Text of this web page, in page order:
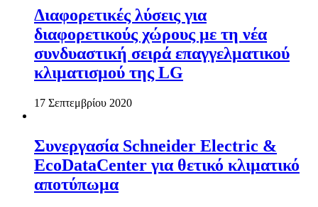
Διαφορετικές λύσεις για
διαφορετικούς χώρους με τη νέα
συνδυαστική σειρά επαγγελματικού
κλιματισμού της LG
17 Σεπτεμβρίου 2020
Συνεργασία Schneider Electric &
EcoDataCenter για θετικό κλιματικό
αποτύπωμα